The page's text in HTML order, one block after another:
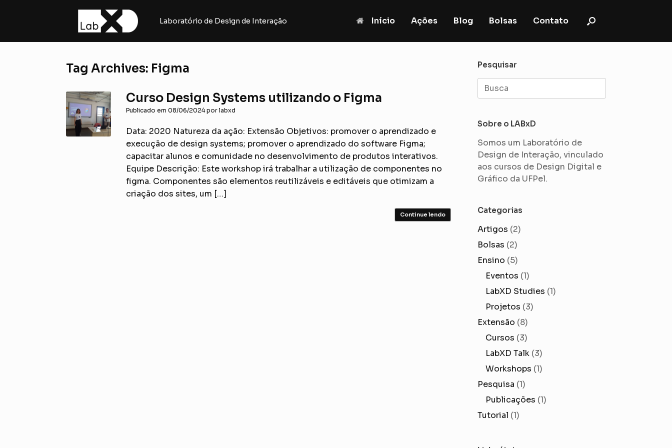
Laboratório de Design de Interação Início Ações Blog Bolsas Contato
Tag Archives: Figma
Curso Design Systems utilizando o Figma
Publicado em08/06/2024 porlabxd
Data: 2020 Natureza da ação: Extensão Objetivos: promover o aprendizado e
execução de design systems; promover o aprendizado do software Figma;
capacitar alunos e comunidade no desenvolvimento de produtos interativos.
Equipe Descrição: Este workshop irá trabalhar a utilização de componentes no
figma. Componentes são elementos reutilizáveis e editáveis que otimizam a
criação dos sites, um […]
Continue lendo
Pesquisar
Search
for:
Sobre o LABxD
Somos um Laboratório de
Design de Interação, vinculado
aos cursos de Design Digital e
Gráfico da UFPel.
Categorias
Artigos (2)
Bolsas (2)
Ensino (5)
Eventos (1)
LabXD Studies (1)
Projetos (3)
Extensão (8)
Cursos (3)
LabXD Talk (3)
Workshops (1)
Pesquisa (1)
Publicações (1)
Tutorial (1)